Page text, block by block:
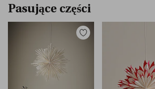
Pasujące części
Dodaj